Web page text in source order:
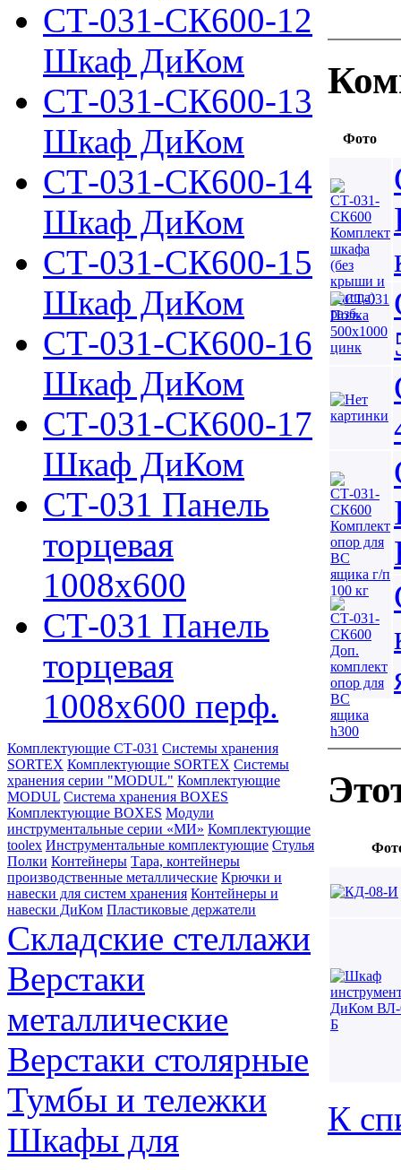
СТ-031-СК600-12
Шкаф ДиКом
СТ-031-СК600-13
Шкаф ДиКом
СТ-031-СК600-14
Шкаф ДиКом
СТ-031-СК600-15
Шкаф ДиКом
СТ-031-СК600-16
Шкаф ДиКом
СТ-031-СК600-17
Шкаф ДиКом
СТ-031 Панель
торцевая
1008х600
СТ-031 Панель
торцевая
1008х600 перф.
Комплектующие СТ-031 Системы хранения
SORTEX Комплектующие SORTEX Системы
хранения серии "MODUL" Комплектующие
MODUL Система хранения BOXES
Комплектующие BOXES Модули
инструментальные серии «МИ» Комплектующие
toolex Инструментальные комплектующие Стулья
Полки Контейнеры Тара, контейнеры
производственные металлические Крючки и
навески для систем хранения Контейнеры и
навески ДиКом Пластиковые держатели
Складские стеллажи
Верстаки
металлические
Верстаки столярные
Тумбы и тележки
Шкафы для
Фото
К